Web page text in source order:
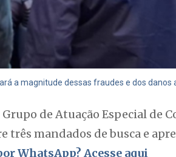
a magnitude dessas fraudes e dos danos
de Atuação Especial de
três mandados de busca e
WhatsApp? Acesse aqui